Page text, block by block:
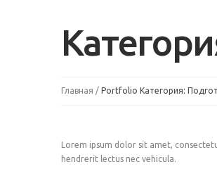
Главная Portfolio Категория:
Lorem ipsum dolor sit amet,
hendrerit lectus nec vehicula.